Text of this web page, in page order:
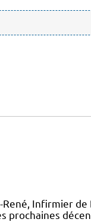
Infirmier
prochaines